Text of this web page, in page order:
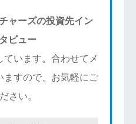
ャーズの投資先イン
タビュー
います。合わせてメ
ますので、お気軽にご
さい。